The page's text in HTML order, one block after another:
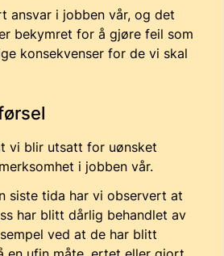
ansvar i jobben vår, og det
bekymret for å gjøre feil som
konsekvenser for de vi skal
vi blir utsatt for uønsket
i jobben vår.
siste tida har vi observert at
har blitt dårlig behandlet av
ved at de har blitt